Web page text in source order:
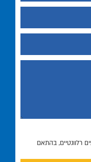
רלוונטיים, בהתאם